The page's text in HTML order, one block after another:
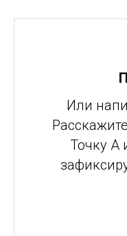
Или
Точку А